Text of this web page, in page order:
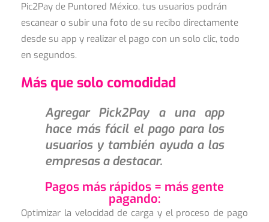
Pic2Pay de Puntored México, tus usuarios podrán
escanear o subir una foto de su recibo directamente
desde su app y realizar el pago con un solo clic, todo
en segundos.
Más que solo comodidad
Agregar Pick2Pay a una app
hace más fácil el pago para los
usuarios y también ayuda a las
empresas a destacar.
Pagos más rápidos = más gente
pagando:
Optimizar la velocidad de carga y el proceso de pago